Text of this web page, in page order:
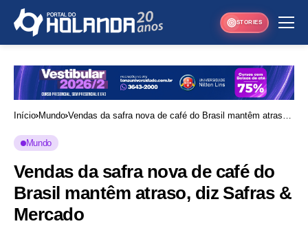
STORIES
Início Mundo Vendas da safra nova de café do Brasil mantêm atraso,
Mundo
Vendas da safra nova de café do
Brasil mantêm atraso, diz Safras &
Mercado